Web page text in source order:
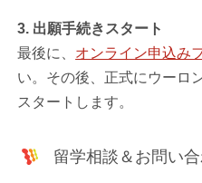
3. 出願手続きスタート
最後に、 オンライン申込み
い。その後、正式にウーロ
スタートします。
留学相談＆お問い